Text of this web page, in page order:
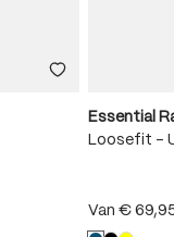
Essential
Loosefit -
Van €